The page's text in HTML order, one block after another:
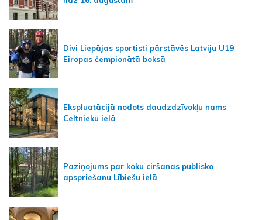
Divi Liepājas sportisti pārstāvēs Latviju U19
Eiropas čempionātā boksā
Ekspluatācijā nodots daudzdzīvokļu nams
Celtnieku ielā
Paziņojums par koku ciršanas publisko
apspriešanu Lībiešu ielā